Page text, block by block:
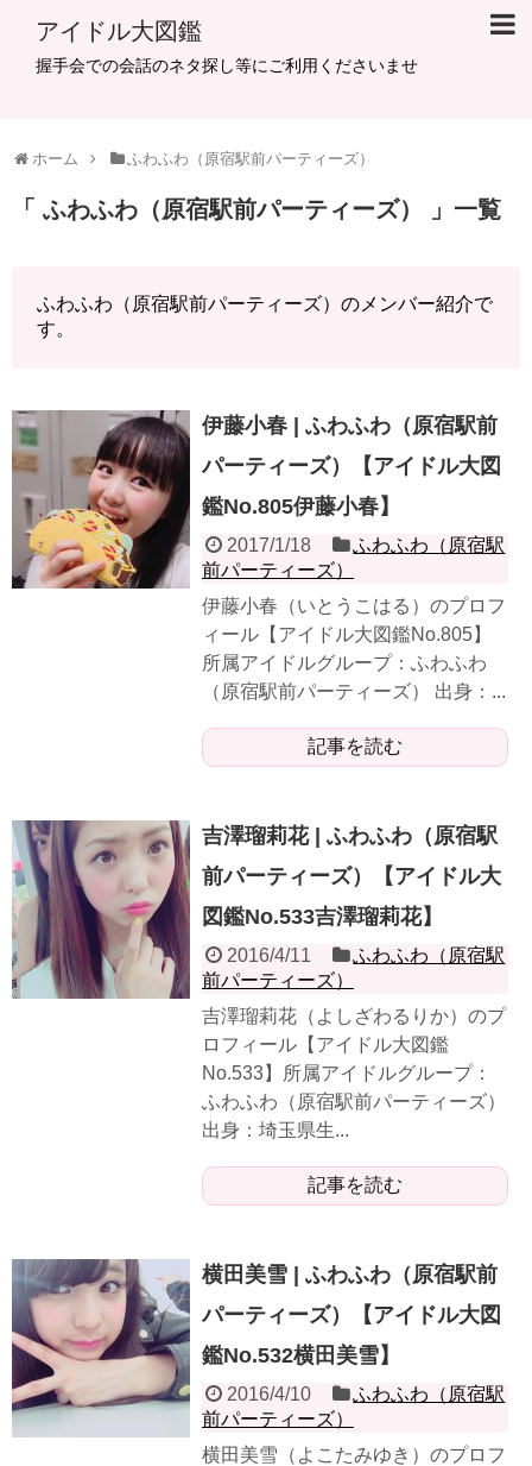
アイドル大図鑑
握手会での会話のネタ探し等にご利用くださいませ
ホーム ふわふわ（原宿駅前パーティーズ）
ふわふわ（原宿駅前パーティーズ） 一覧
ふわふわ（原宿駅前パーティーズ）のメンバー紹介で
す。
伊藤小春 | ふわふわ（原宿駅前
パーティーズ）【アイドル大図
鑑No.805伊藤小春】
2017/1/18
ふわふわ（原宿駅
前パーティーズ）
伊藤小春（いとうこはる）のプロフ
ィール【アイドル大図鑑No.805】
所属アイドルグループ：ふわふわ
（原宿駅前パーティーズ） 出身：...
記事を読む
吉澤瑠莉花 | ふわふわ（原宿駅
前パーティーズ）【アイドル大
図鑑No.533吉澤瑠莉花】
2016/4/11
ふわふわ（原宿駅
前パーティーズ）
吉澤瑠莉花（よしざわるりか）のプ
ロフィール【アイドル大図鑑
No.533】所属アイドルグループ：
ふわふわ（原宿駅前パーティーズ）
出身：埼玉県生...
記事を読む
横田美雪 | ふわふわ（原宿駅前
パーティーズ）【アイドル大図
鑑No.532横田美雪】
2016/4/10
ふわふわ（原宿駅
前パーティーズ）
横田美雪（よこたみゆき）のプロフ